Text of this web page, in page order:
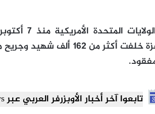
جماعية بحق الفلسطينيين غزة
تابعوا آخر أخبار الأوبزرفر العربي عبر Google News